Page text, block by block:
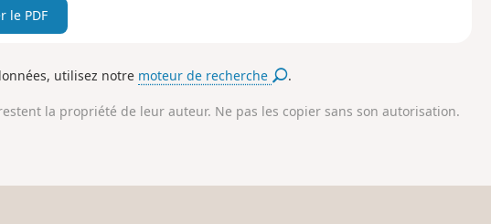
le PDF
utilisez notre moteur de recherche .
la propriété de leur auteur. Ne pas les copier sans son autorisation.